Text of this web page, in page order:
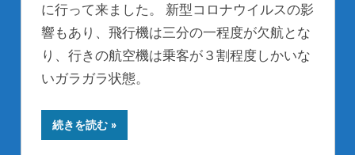
に行って来ました。 新型コロナウイルスの影
響もあり、飛行機は三分の一程度が欠航とな
り、行きの航空機は乗客が３割程度しかいな
いガラガラ状態。
続きを読む